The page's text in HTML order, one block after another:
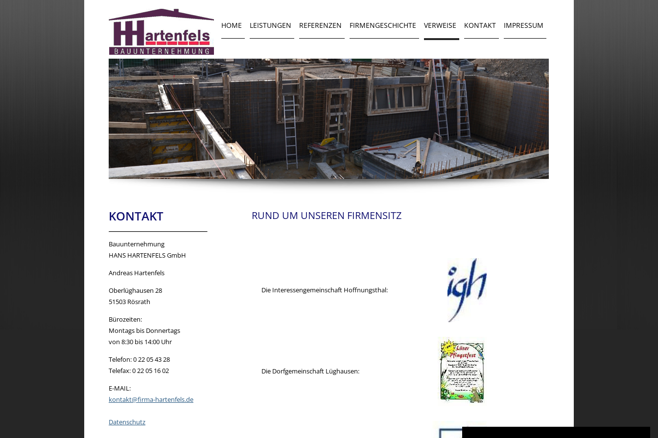
RUND UM UNSEREN FIRMENSITZ
Die Interessengemeinschaft Hoffnungsthal:
Die Dorfgemeinschaft Lüghausen:
HOME LEISTUNGEN REFERENZEN FIRMENGESCHICHTE VERWEISE KONTAKT IMPRESSUM
KONTAKT
Bauunternehmung
HANS HARTENFELS GmbH
Andreas Hartenfels
Oberlüghausen 28
51503 Rösrath
Bürozeiten:
Montags bis Donnertags
von 8:30 bis 14:00 Uhr
Telefon: 0 22 05 43 28
Telefax: 0 22 05 16 02
E-MAIL:
kontakt@firma-hartenfels.de
Datenschutz